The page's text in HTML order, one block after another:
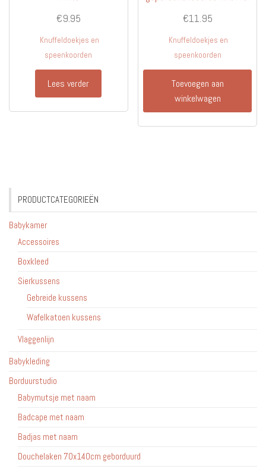
€9.95
Knuffeldoekjes en
speenkoorden
Lees verder
€11.95
Knuffeldoekjes en
speenkoorden
Toevoegen aan
winkelwagen
PRODUCTCATEGORIEËN
Babykamer
Accessoires
Boxkleed
Sierkussens
Gebreide kussens
Wafelkatoen kussens
Vlaggenlijn
Babykleding
Borduurstudio
Babymutsje met naam
Badcape met naam
Badjas met naam
Douchelaken 70x140cm geborduurd